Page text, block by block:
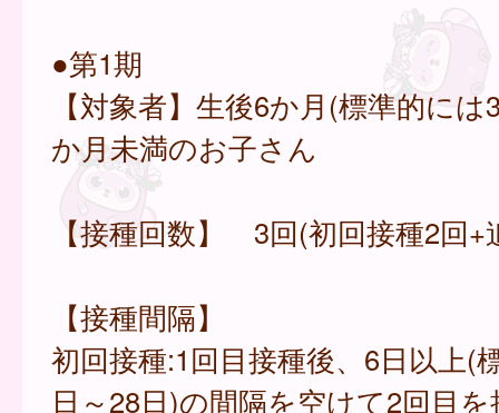
●第1期
【対象者】生後6か月(標準的に
か月未満のお子さん
【接種回数】 3回(初回接種2回+
【接種間隔】
初回接種:1回目接種後、6日以上(
日～28日)の間隔を空けて2回目を